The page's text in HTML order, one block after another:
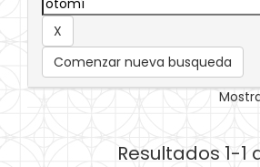
Comenzar nueva busqueda
Resultados 1-1